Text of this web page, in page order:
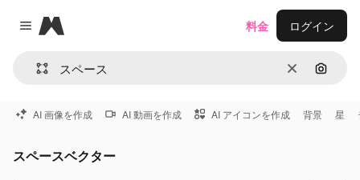
Close menu
Magnific
消去 画像で
料金 ログイン
AI 画像を作成 AI 動画を作成 AI アイコンを作成 背景 星
スペースベクター